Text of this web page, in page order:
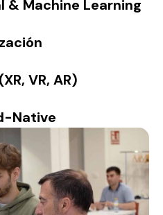
Machine Learning
VR, AR)
Native